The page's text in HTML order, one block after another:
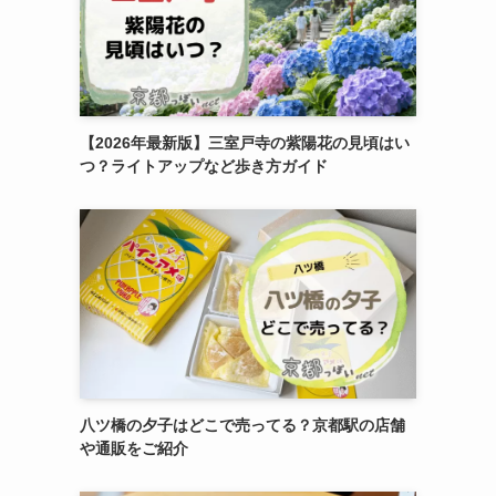
【2026年最新版】三室戸寺の紫陽花の見頃はい
つ？ライトアップなど歩き方ガイド
八ツ橋の夕子はどこで売ってる？京都駅の店舗
や通販をご紹介